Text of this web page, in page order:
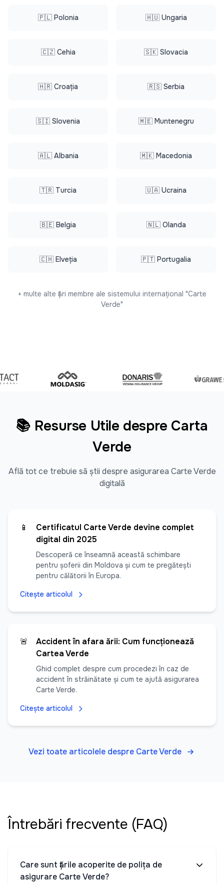
🇵🇱 Polonia 🇭🇺 Ungaria
🇨🇿 Cehia 🇸🇰 Slovacia
🇭🇷 Croația 🇷🇸 Serbia
🇸🇮 Slovenia 🇲🇪 Muntenegru
🇦🇱 Albania 🇲🇰 Macedonia
🇹🇷 Turcia 🇺🇦 Ucraina
🇧🇪 Belgia 🇳🇱 Olanda
🇨🇭 Elveția 🇵🇹 Portugalia
+ multe alte țări membre ale sistemului internațional "Carte
Verde"
📚 Resurse Utile despre Carta
Verde
Află tot ce trebuie să știi despre asigurarea Carte Verde
digitală
📱
Certificatul Carte Verde devine complet
digital din 2025
Descoperă ce înseamnă această schimbare
pentru șoferii din Moldova și cum te pregătești
pentru călătorii în Europa.
Citește articolul
🚨
Accident în afara țării: Cum funcționează
Cartea Verde
Ghid complet despre cum procedezi în caz de
accident în străinătate și cum te ajută asigurarea
Carte Verde.
Citește articolul
Vezi toate articolele despre Carte Verde
Întrebări frecvente (FAQ)
Care sunt țările acoperite de polița de
asigurare Carte Verde?